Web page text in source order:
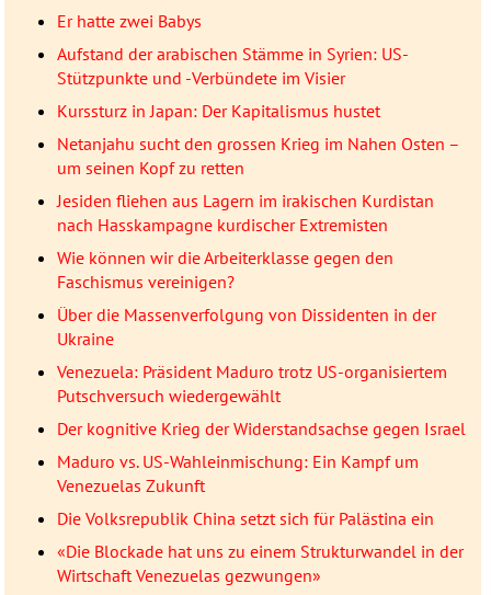
Er hatte zwei Babys
Aufstand der arabischen Stämme in Syrien: US-
Stützpunkte und -Verbündete im Visier
Kurssturz in Japan: Der Kapitalismus hustet
Netanjahu sucht den grossen Krieg im Nahen Osten –
um seinen Kopf zu retten
Jesiden fliehen aus Lagern im irakischen Kurdistan
nach Hasskampagne kurdischer Extremisten
Wie können wir die Arbeiterklasse gegen den
Faschismus vereinigen?
Über die Massenverfolgung von Dissidenten in der
Ukraine
Venezuela: Präsident Maduro trotz US-organisiertem
Putschversuch wiedergewählt
Der kognitive Krieg der Widerstandsachse gegen Israel
Maduro vs. US-Wahleinmischung: Ein Kampf um
Venezuelas Zukunft
Die Volksrepublik China setzt sich für Palästina ein
«Die Blockade hat uns zu einem Strukturwandel in der
Wirtschaft Venezuelas gezwungen»